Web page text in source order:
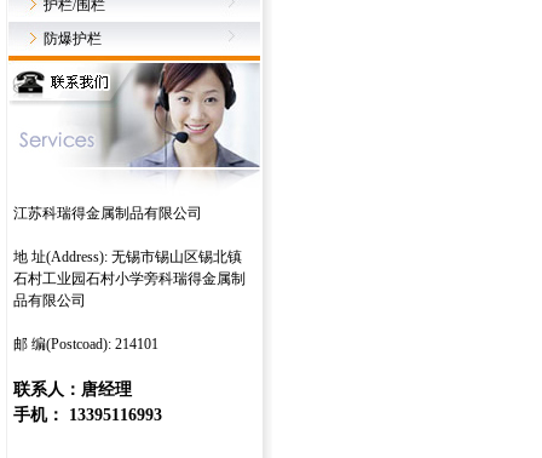
护栏/围栏
防爆护栏
江苏科瑞得金属制品有限公司
地 址(Address): 无锡市锡山区锡北镇
石村工业园石村小学旁科瑞得金属制
品有限公司
邮 编(Postcoad): 214101
联系人：唐经理
手机： 13395116993